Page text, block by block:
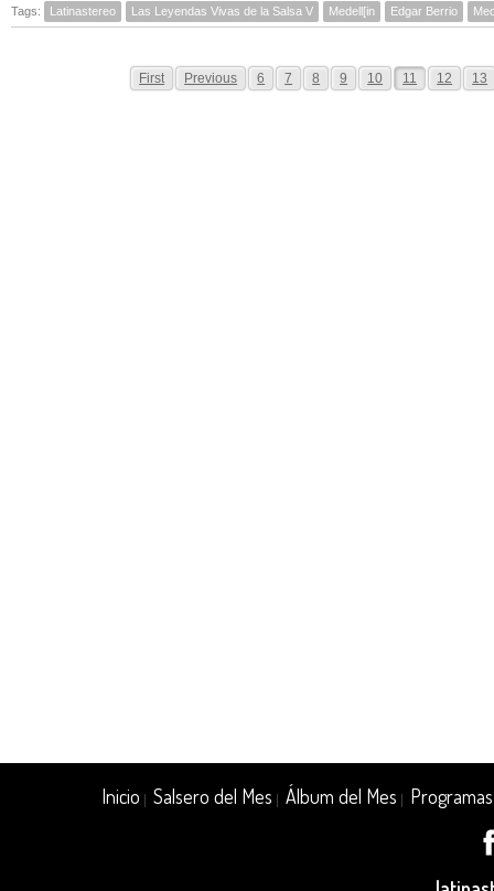
Tags: Latinastereo Las Leyendas Vivas de la Salsa V Medell[in Edgar Berrio
First Previous 6 7 8 9 10 11 12 13
Inicio |Salsero del Mes |Álbum del Mes Programas